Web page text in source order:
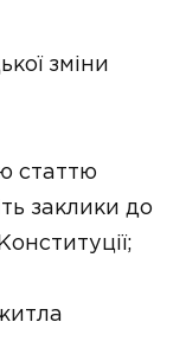
зміни
статтю
заклики до